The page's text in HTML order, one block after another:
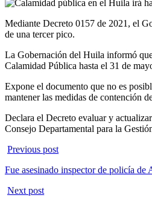
Mediante Decreto 0157 de 2021, el
de una tercer pico.
La Gobernación del Huila informó
Calamidad Pública hasta el 31 de
Expone el documento que no es
mantener las medidas de contención
Declara el Decreto evaluar y
Consejo Departamental para la
Previous post
Fue asesinado inspector de policía de
Next post